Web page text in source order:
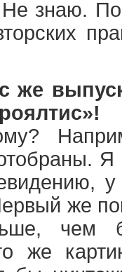
знаю. По
же
Я
у
же
чем
же